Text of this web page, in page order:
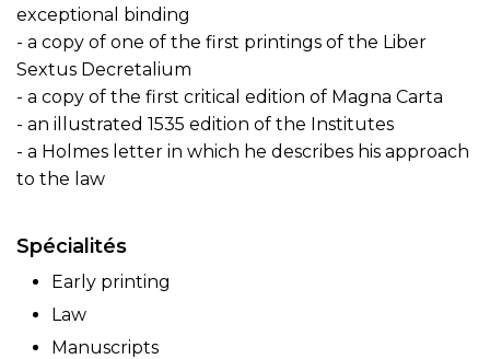
exceptional binding
- a copy of one of the first printings of the Liber
Sextus Decretalium
- a copy of the first critical edition of Magna Carta
- an illustrated 1535 edition of the Institutes
- a Holmes letter in which he describes his approach
to the law
Spécialités
Early printing
Law
Manuscripts